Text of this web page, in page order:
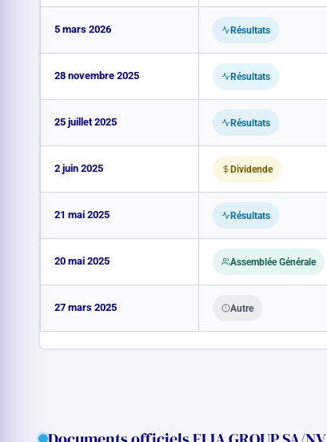
5 mars 2026 Résultats
28 novembre 2025 Résultats
25 juillet 2025 Résultats
2 juin 2025 Dividende
21 mai 2025 Résultats
20 mai 2025 Assemblée Générale
27 mars 2025 Autre